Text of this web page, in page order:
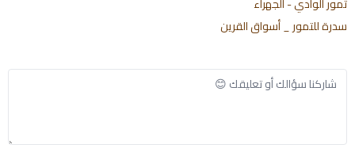
تمور الوادي - الجهراء
سدرة للتمور _ أسواق القرين